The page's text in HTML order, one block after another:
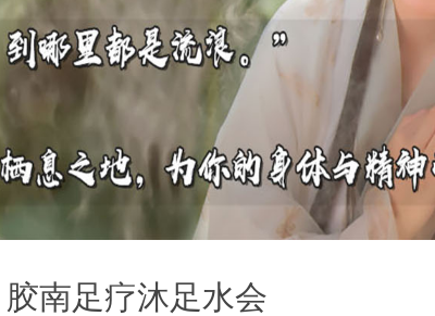
胶南足疗沐足水会